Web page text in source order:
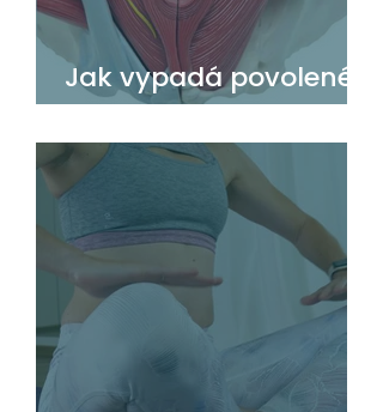
Jak vypadá povolené
pánevní dno